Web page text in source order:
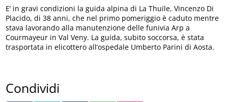
E’ in gravi condizioni la guida alpina di La Thuile, Vincenzo Di
Placido, di 38 anni, che nel primo pomeriggio è caduto mentre
stava lavorando alla manutenzione delle funivia Arp a
Courmayeur in Val Veny. La guida, subito soccorsa, è stata
trasportata in elicottero all’ospedale Umberto Parini di Aosta.
Condividi